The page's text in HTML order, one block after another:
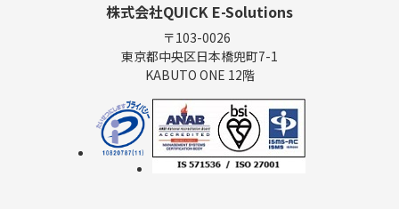
株式会社QUICK E-Solutions
〒103-0026
東京都中央区日本橋兜町7-1
KABUTO ONE 12階